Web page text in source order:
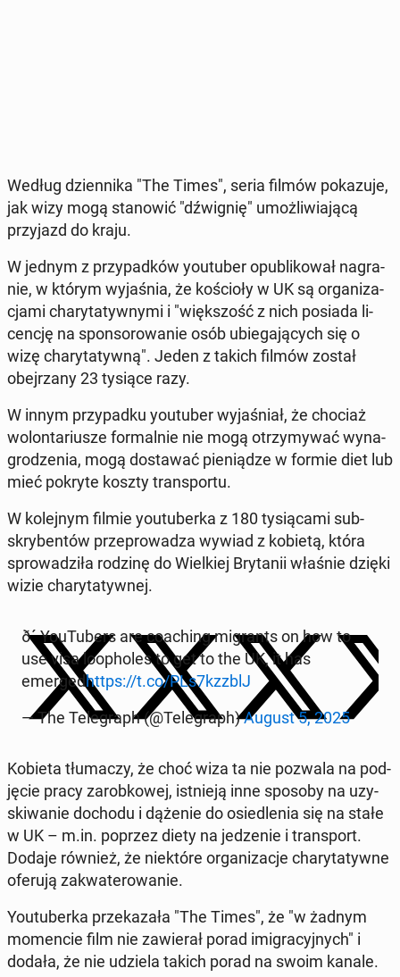
Według dzien­ni­ka "The Times", seria filmów po­ka­zu­je,
jak wizy mogą sta­no­wić "dźwi­gnię" umoż­li­wia­ją­cą
przy­jazd do kraju.
W jednym z przy­pad­ków youtu­ber opu­bli­ko­wał na­gra­
nie, w którym wy­ja­śnia, że ko­ścio­ły w UK są or­ga­ni­za­
cja­mi cha­ry­ta­tyw­ny­mi i "więk­szość z nich posiada li­
cen­cję na spon­so­ro­wa­nie osób ubie­ga­ją­cych się o
wizę cha­ry­ta­tyw­ną". Jeden z takich filmów został
obej­rza­ny 23 tysiące razy.
W innym przy­pad­ku youtu­ber wy­ja­śniał, że chociaż
wo­lon­ta­riu­sze for­mal­nie nie mogą otrzy­my­wać wy­na­
gro­dze­nia, mogą do­sta­wać pie­nią­dze w formie diet lub
mieć pokryte koszty trans­por­tu.
W ko­lej­nym filmie youtu­ber­ka z 180 ty­sią­ca­mi sub­
skry­ben­tów prze­pro­wa­dza wywiad z kobietą, która
spro­wa­dzi­ła rodzinę do Wiel­kiej Bry­ta­nii właśnie dzięki
wizie cha­ry­ta­tyw­nej.
ð´ YouTu­bers are co­aching mi­grants on how to
use visa lo­opho­les to get to the UK, it has
emergedhttps://t.co/PLs7kzzblJ
— The Te­le­graph (@Te­le­graph)August 5, 2025
Kobieta tłu­ma­czy, że choć wiza ta nie pozwala na pod­
ję­cie pracy za­rob­ko­wej, ist­nie­ją inne sposoby na uzy­
ski­wa­nie dochodu i dążenie do osie­dle­nia się na stałe
w UK – m.in. poprzez diety na je­dze­nie i trans­port.
Dodaje również, że nie­któ­re or­ga­ni­za­cje cha­ry­ta­tyw­ne
oferują za­kwa­te­ro­wa­nie.
Youtu­ber­ka prze­ka­za­ła "The Times", że "w żadnym
mo­men­cie film nie za­wie­rał porad imi­gra­cyj­nych" i
dodała, że nie udziela takich porad na swoim kanale.